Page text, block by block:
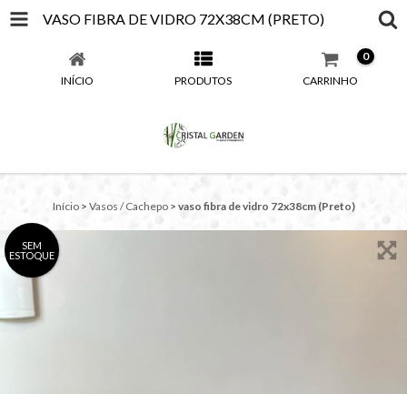
VASO FIBRA DE VIDRO 72X38CM (PRETO)
INÍCIO PRODUTOS CARRINHO
0
Início > Vasos / Cachepo > vaso fibra de vidro 72x38cm (Preto)
SEM
ESTOQUE